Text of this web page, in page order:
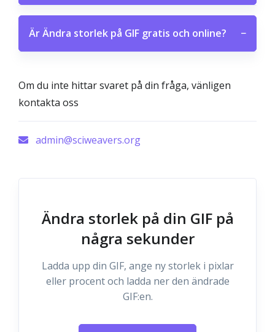
Är Ändra storlek på GIF gratis och online? −
Om du inte hittar svaret på din fråga, vänligen
kontakta oss
admin@sciweavers.org
Ändra storlek på din GIF på
några sekunder
Ladda upp din GIF, ange ny storlek i pixlar
eller procent och ladda ner den ändrade
GIF:en.